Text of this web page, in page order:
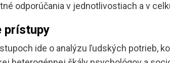
odporúčania v jednotlivostiach a v
prístupy
ide o analýzu ľudských potrieb,